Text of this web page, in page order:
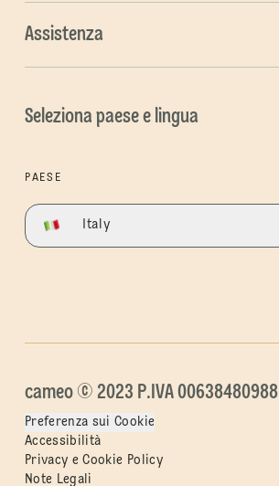
Assistenza
Seleziona paese e lingua
PAESE
Italy
cameo © 2023 P.IVA 00638480988
Preferenza sui Cookie
Accessibilità
Privacy e Cookie Policy
Note Legali